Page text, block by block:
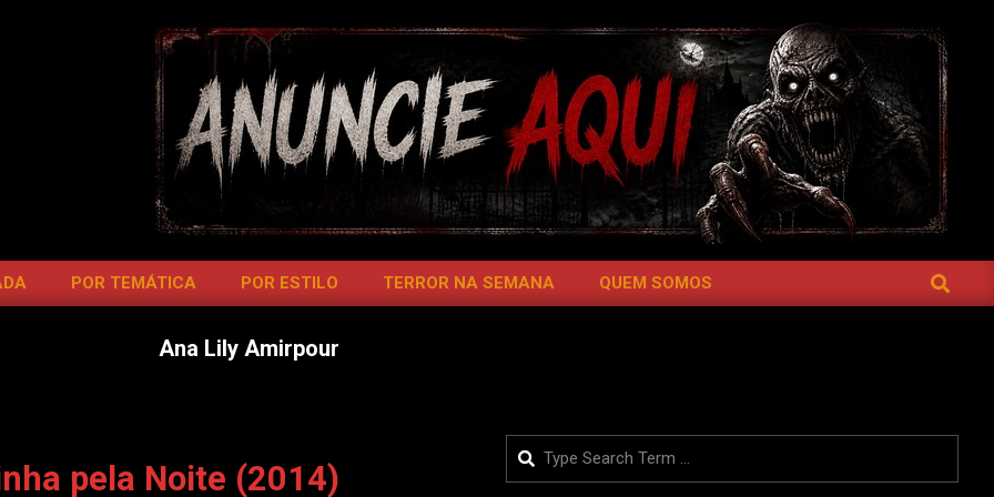
POR TEMÁTICA POR ESTILO TERROR NA SEMANA QUEM SOMOS SEARCH
Ana Lily Amirpour
pela Noite (2014)
Search